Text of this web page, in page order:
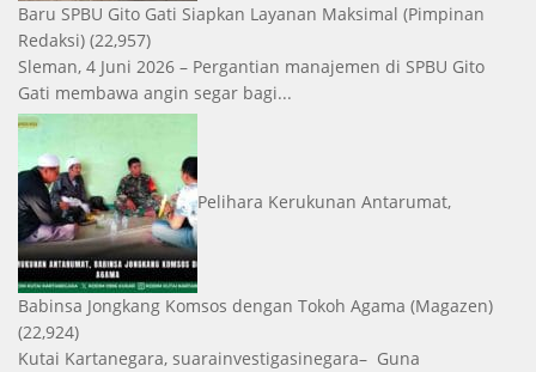
Baru SPBU Gito Gati Siapkan Layanan Maksimal (Pimpinan
Redaksi) (22,957)
Sleman, 4 Juni 2026 – Pergantian manajemen di SPBU Gito
Gati membawa angin segar bagi...
Pelihara Kerukunan Antarumat,
Babinsa Jongkang Komsos dengan Tokoh Agama (Magazen)
(22,924)
Kutai Kartanegara, suarainvestigasinegara– Guna